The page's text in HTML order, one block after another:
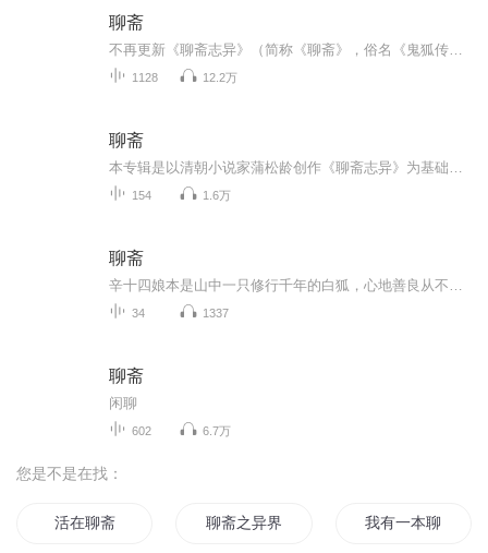
聊斋
1128 12.2万
聊斋
154 1.6万
聊斋
34 1337
聊斋
闲聊
602 6.7万
您是不是在找：
活在聊斋 聊斋之异界之恋 我有一本聊斋